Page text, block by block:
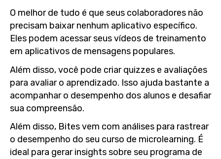
O melhor de tudo é que seus colaboradores não
precisam baixar nenhum aplicativo específico.
Eles podem acessar seus vídeos de treinamento
em aplicativos de mensagens populares.
Além disso, você pode criar quizzes e avaliações
para avaliar o aprendizado. Isso ajuda bastante a
acompanhar o desempenho dos alunos e desafiar
sua compreensão.
Além disso, Bites vem com análises para rastrear
o desempenho do seu curso de microlearning. É
ideal para gerar insights sobre seu programa de